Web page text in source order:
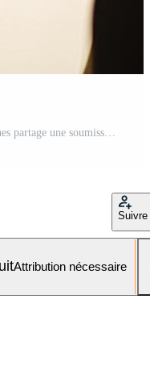
Suivre
Attribution nécessaire